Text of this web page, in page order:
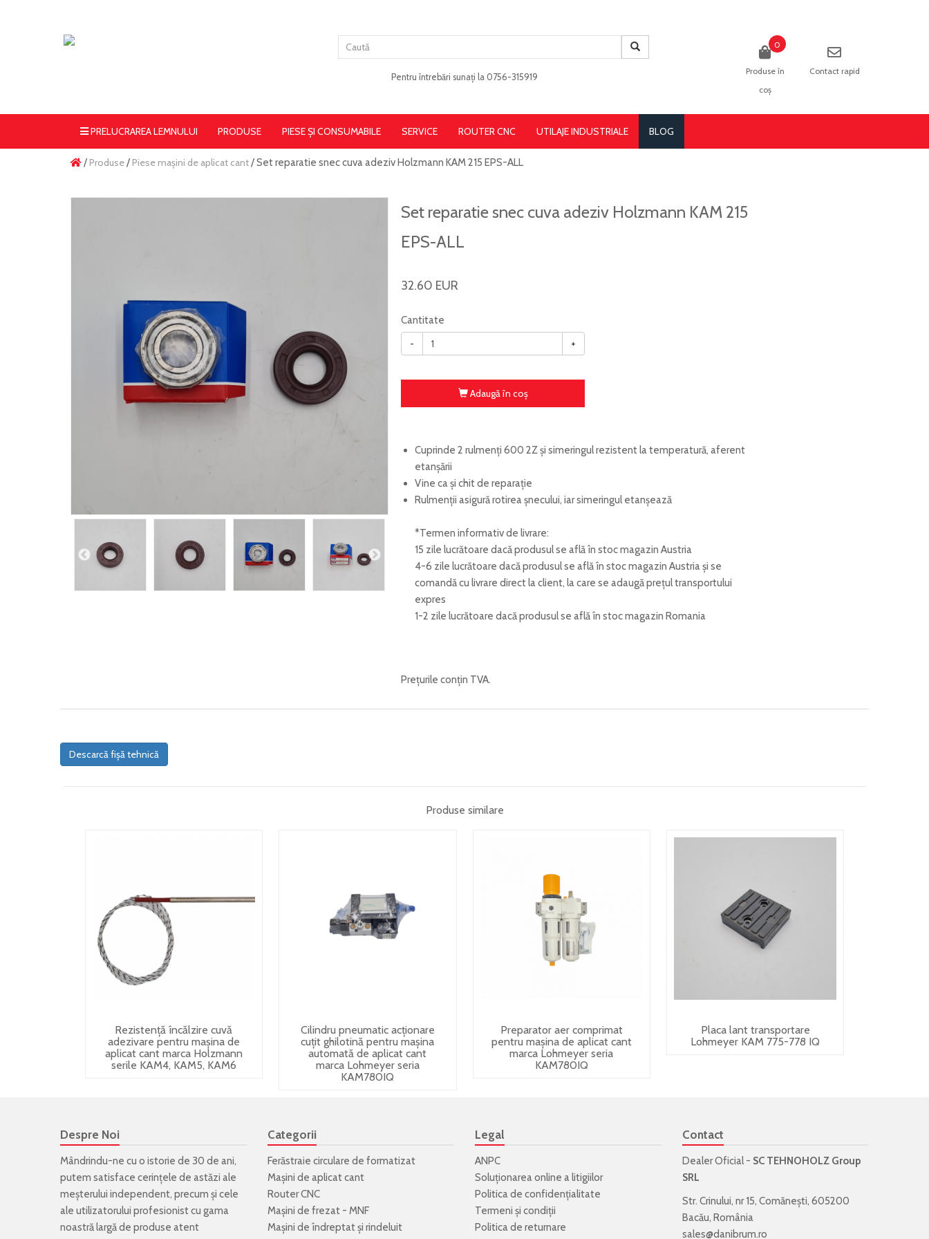
Pentru întrebări sunați la 0756-315919
Contact rapid
0
Produse în
coș
PRELUCRAREA LEMNULUI PRODUSE PIESE ȘI CONSUMABILE SERVICE ROUTER CNC UTILAJE INDUSTRIALE BLOG
/ Produse/ Piese mașini de aplicat cant/ Set reparatie snec cuva adeziv Holzmann KAM 215 EPS-ALL
Set reparatie snec cuva adeziv Holzmann KAM 215
EPS-ALL
32.60 EUR
Cantitate
-
+
Adaugă în coş
Cuprinde 2 rulmenți 600 2Z și simeringul rezistent la temperatură, aferent
etanșării
Vine ca și chit de reparație
Rulmenții asigură rotirea șnecului, iar simeringul etanșează
*Termen informativ de livrare:
15 zile lucrătoare dacă produsul se află în stoc magazin Austria
4-6 zile lucrătoare dacă produsul se află în stoc magazin Austria și se
comandă cu livrare direct la client, la care se adaugă prețul transportului
expres
1-2 zile lucrătoare dacă produsul se află în stoc magazin Romania
Prețurile conțin TVA.
Descarcă fișă tehnică
Produse similare
Rezistență încălzire cuvă
adezivare pentru mașina de
aplicat cant marca Holzmann
serile KAM4, KAM5, KAM6
Cilindru pneumatic acționare
cuțit ghilotină pentru mașina
automată de aplicat cant
marca Lohmeyer seria
KAM780IQ
Preparator aer comprimat
pentru mașina de aplicat cant
marca Lohmeyer seria
KAM780IQ
Placa lant transportare
Lohmeyer KAM 775-778 IQ
Despre Noi
Mândrindu-ne cu o istorie de 30 de ani,
putem satisface cerințele de astăzi ale
meșterului independent, precum și cele
ale utilizatorului profesionist cu gama
noastră largă de produse atent
Categorii
Ferăstraie circulare de formatizat
Mașini de aplicat cant
Router CNC
Mașini de frezat - MNF
Mașini de îndreptat și rindeluit
Legal
ANPC
Soluționarea online a litigiilor
Politica de confidenţialitate
Termeni şi condiţii
Politica de returnare
Contact
Dealer Oficial - SC TEHNOHOLZ Group
SRL
Str. Crinului, nr 15, Comănești, 605200
Bacău, România
sales@danibrum.ro